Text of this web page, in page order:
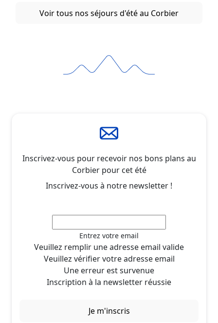
Voir tous nos séjours d'été au Corbier
Inscrivez-vous pour recevoir nos bons plans au
Corbier pour cet été
Inscrivez-vous à notre newsletter !
Entrez votre email
Veuillez remplir une adresse email valide
Veuillez vérifier votre adresse email
Une erreur est survenue
Inscription à la newsletter réussie
Je m'inscris